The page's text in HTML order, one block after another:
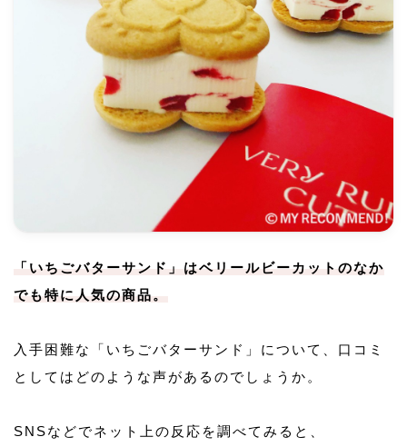
「いちごバターサンド」はベリールビーカットのなか
でも特に人気の商品。
入手困難な「いちごバターサンド」について、口コミ
としてはどのような声があるのでしょうか。
SNSなどでネット上の反応を調べてみると、